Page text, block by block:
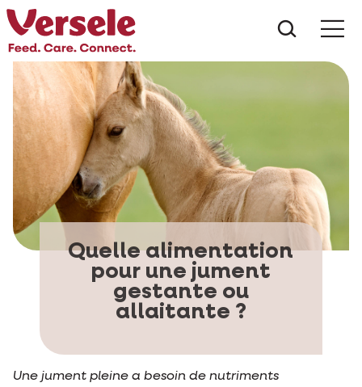
Quelle alimentation
pour une jument
gestante ou
allaitante ?
Une jument pleine a besoin de nutriments